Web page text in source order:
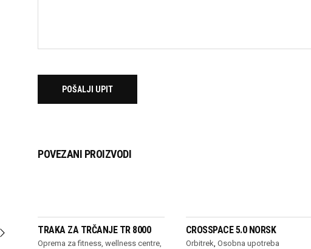
POVEZANI PROIZVODI
TRAKA ZA TRČANJE TR 8000
Oprema za fitness, wellness centre,
CROSSPACE 5.0 NORSK
Orbitrek, Osobna upotreba